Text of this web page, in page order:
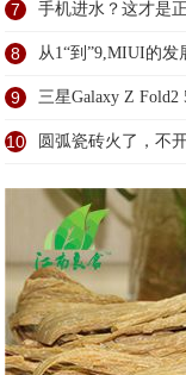
7 手机进水？这才是
8 从1“到”9,MIUI的发
9 三星Galaxy Z Fold2
10 圆弧瓷砖火了，不